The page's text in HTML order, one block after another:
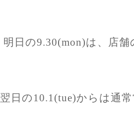
明日の9.30(mon)は、店
翌日の10.1(tue)からは通